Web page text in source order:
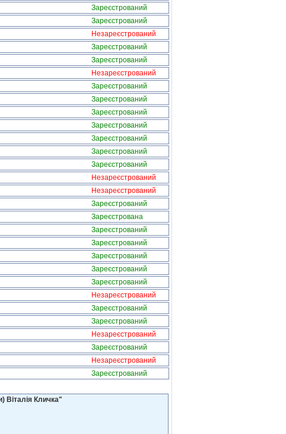
Зареєстрований
Зареєстрований
Незареєстрований
Зареєстрований
Зареєстрований
Незареєстрований
Зареєстрований
Зареєстрований
Зареєстрований
Зареєстрований
Зареєстрований
Зареєстрований
Зареєстрований
Незареєстрований
Незареєстрований
Зареєстрований
Зареєстрована
Зареєстрований
Зареєстрований
Зареєстрований
Зареєстрований
Зареєстрований
Незареєстрований
Зареєстрований
Зареєстрований
Незареєстрований
Зареєстрований
Незареєстрований
Зареєстрований
Віталія Кличка"